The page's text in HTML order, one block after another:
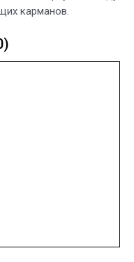
карманов.